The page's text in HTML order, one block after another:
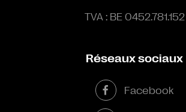
TVA : BE 0452.781.152
Réseaux sociaux
Facebook